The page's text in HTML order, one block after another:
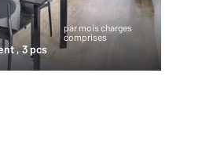
par mois charges
comprises
, 3 pcs